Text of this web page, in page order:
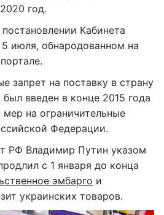
год.
Кабинета
июля, обнародованном на
запрет на поставку в страну
введен в конце 2015 года
мер на ограничительные
Федерации.
РФ Владимир Путин указом
с 1 января до конца
эмбарго и
украинских товаров.